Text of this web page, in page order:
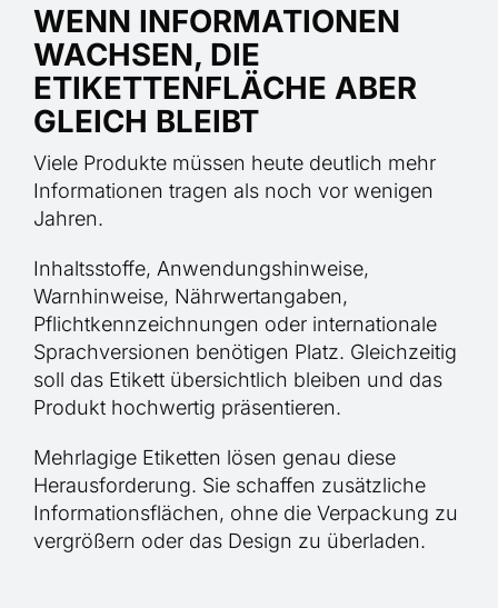
WENN INFORMATIONEN
WACHSEN, DIE
ETIKETTENFLÄCHE ABER
GLEICH BLEIBT
Viele Produkte müssen heute deutlich mehr
Informationen tragen als noch vor wenigen
Jahren.
Inhaltsstoffe, Anwendungshinweise,
Warnhinweise, Nährwertangaben,
Pflichtkennzeichnungen oder internationale
Sprachversionen benötigen Platz. Gleichzeitig
soll das Etikett übersichtlich bleiben und das
Produkt hochwertig präsentieren.
Mehrlagige Etiketten lösen genau diese
Herausforderung. Sie schaffen zusätzliche
Informationsflächen, ohne die Verpackung zu
vergrößern oder das Design zu überladen.